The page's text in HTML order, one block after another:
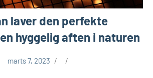
laver den perfekte
hyggelig aften i naturen
marts 7, 2023